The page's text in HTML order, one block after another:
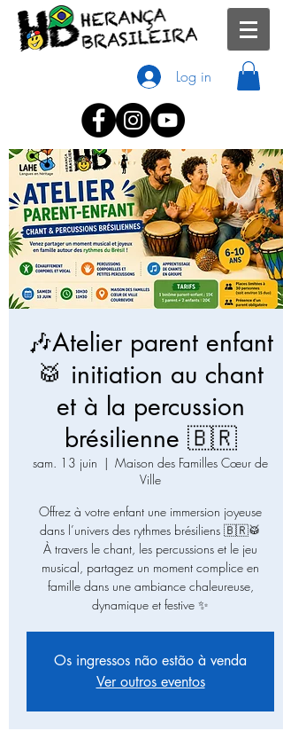
Log in
🎶Atelier parent enfant
🥁 initiation au chant
et à la percussion
brésilienne 🇧🇷
sam. 13 juin
  |
Maison des Familles Cœur de
Ville
Offrez à votre enfant une immersion joyeuse
dans l’univers des rythmes brésiliens 🇧🇷🥁
À travers le chant, les percussions et le jeu
musical, partagez un moment complice en
famille dans une ambiance chaleureuse,
dynamique et festive ✨
Os ingressos não estão à venda
Ver outros eventos